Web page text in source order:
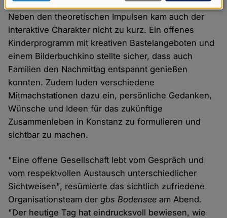
Neben den theoretischen Impulsen kam auch der
interaktive Charakter nicht zu kurz. Ein offenes
Kinderprogramm mit kreativen Bastelangeboten und
einem Bilderbuchkino stellte sicher, dass auch
Familien den Nachmittag entspannt genießen
konnten. Zudem luden verschiedene
Mitmachstationen dazu ein, persönliche Gedanken,
Wünsche und Ideen für das zukünftige
Zusammenleben in Konstanz zu formulieren und
sichtbar zu machen.
"Eine offene Gesellschaft lebt vom Gespräch und
vom respektvollen Austausch unterschiedlicher
Sichtweisen", resümierte das sichtlich zufriedene
Organisationsteam dergbs Bodensee am Abend.
"Der heutige Tag hat eindrucksvoll bewiesen, wie
Daten
und
Cookies